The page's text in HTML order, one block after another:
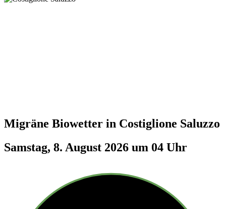
Migräne Biowetter in Costiglione Saluzzo
Samstag, 8. August 2026 um 04 Uhr